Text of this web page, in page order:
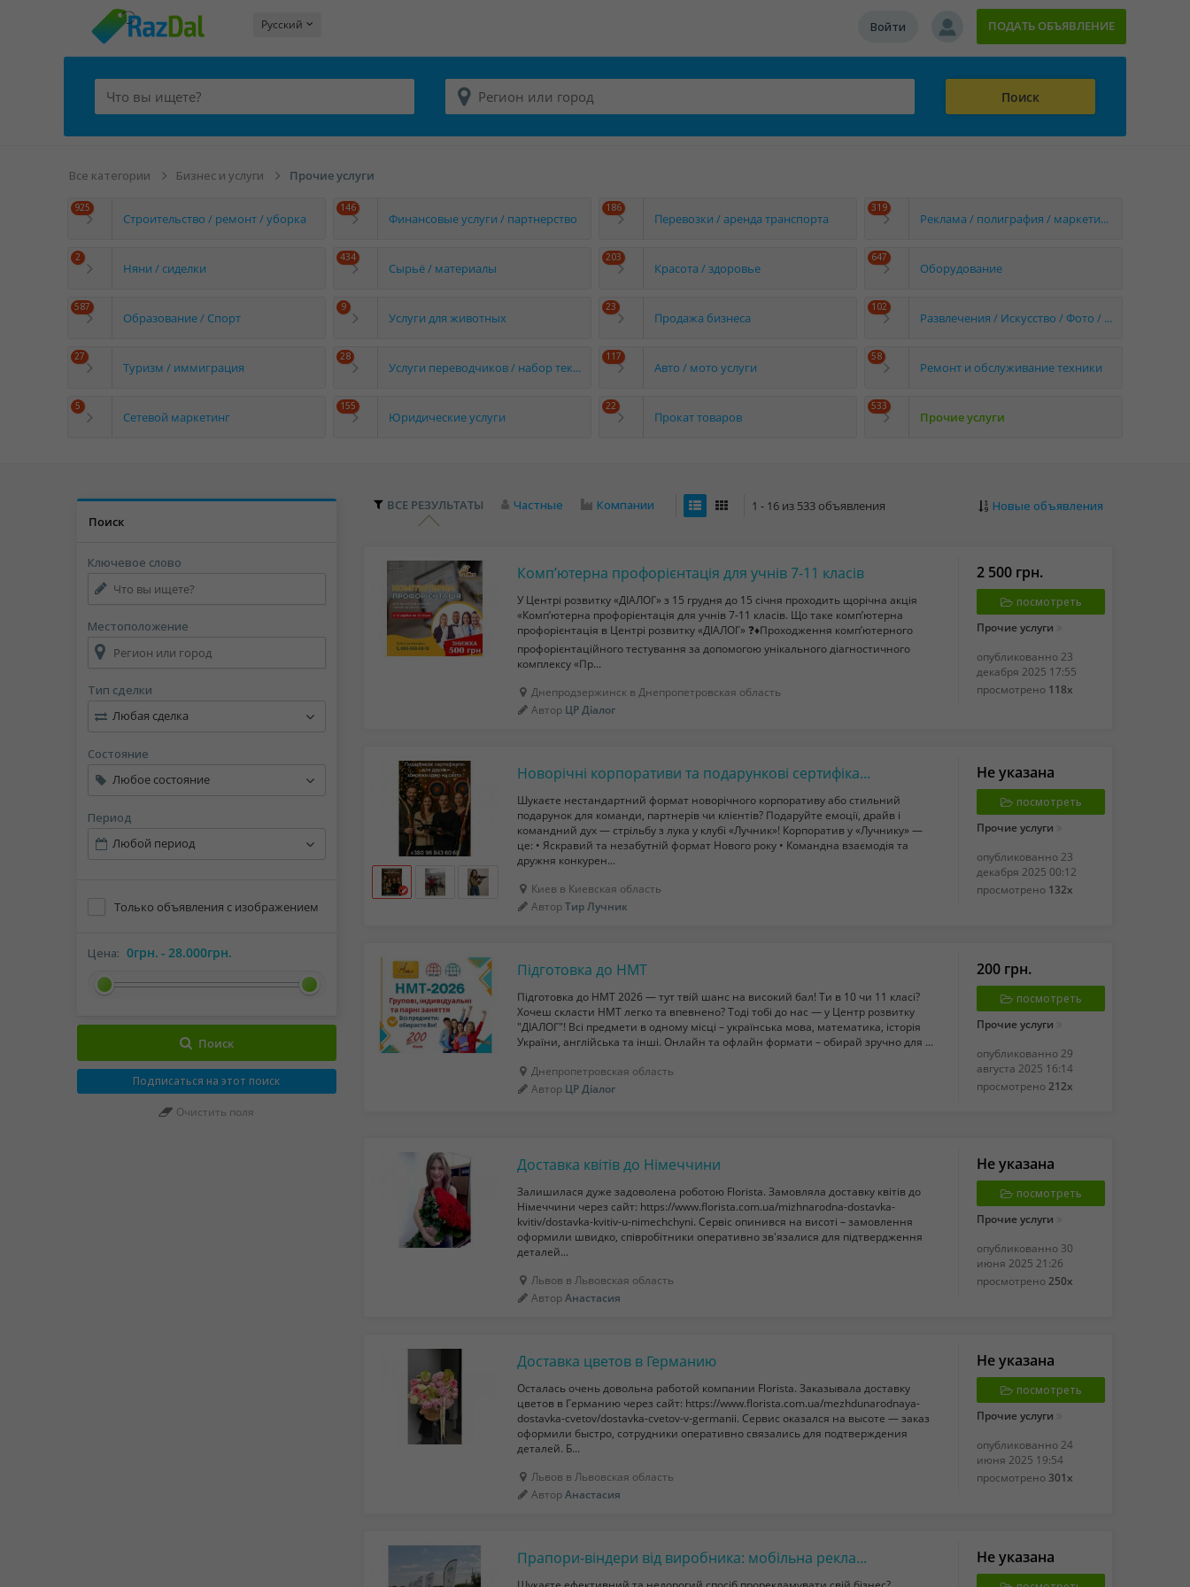
Русский ПОДАТЬ ОБЪЯВЛЕНИЕ
Войти
Поиск
Все категории Бизнес и услуги Прочие услуги
Строительство / ремонт / уборка
925
Финансовые услуги / партнерство
146
Перевозки / аренда транспорта
186
Реклама / полиграфия / маркетинг / интернет
319
Няни / сиделки
2
Сырьё / материалы
434
Красота / здоровье
203
Оборудование
647
Образование / Спорт
587
Услуги для животных
9
Продажа бизнеса
23
Развлечения / Искусство / Фото / Видео
102
Туризм / иммиграция
27
Услуги переводчиков / набор текста
28
Авто / мото услуги
117
Ремонт и обслуживание техники
58
Сетевой маркетинг
5
Юридические услуги
155
Прокат товаров
22
Прочие услуги
533
ВСЕ РЕЗУЛЬТАТЫ Частные Компании 1 - 16 из 533 объявления Новые объявления
Комп’ютерна профорієнтація для учнів 7-11 класів
У Центрі розвитку «ДІАЛОГ» з 15 грудня до 15 січня проходить щорічна акція
«Комп’ютерна профорієнтація для учнів 7-11 класів. Що таке комп’ютерна
профорієнтація в Центрі розвитку «ДІАЛОГ» ❓♦️Проходження комп’ютерного
профорієнтаційного тестування за допомогою унікального діагностичного
комплексу «Пр...
Днепродзержинск в Днепропетровская область
Автор ЦР Діалог
2 500 грн.
посмотреть
Прочие услуги
опубликованно 23
декабря 2025 17:55
просмотрено 118x
Новорічні корпоративи та подарункові сертифікати у клубі «Лучник»
Шукаєте нестандартний формат новорічного корпоративу або стильний
подарунок для команди, партнерів чи клієнтів? Подаруйте емоції, драйв і
командний дух — стрільбу з лука у клубі «Лучник»! Корпоратив у «Лучнику» —
це: • Яскравий та незабутній формат Нового року • Командна взаємодія та
дружня конкурен...
Киев в Киевская область
АвторТир Лучник
Не указана
посмотреть
Прочие услуги
опубликованно 23
декабря 2025 00:12
просмотрено 132x
Підготовка до НМТ
Підготовка до НМТ 2026 — тут твій шанс на високий бал! Ти в 10 чи 11 класі?
Хочеш скласти НМТ легко та впевнено? Тоді тобі до нас — у Центр розвитку
"ДІАЛОГ"! Всі предмети в одному місці – українська мова, математика, історія
України, англійська та інші. Онлайн та офлайн формати – обирай зручно для ...
Днепропетровская область
Автор ЦР Діалог
200 грн.
посмотреть
Прочие услуги
опубликованно 29
августа 2025 16:14
просмотрено212x
Доставка квітів до Німеччини
Залишилася дуже задоволена роботою Florista. Замовляла доставку квітів до
Німеччини через сайт: https://www.florista.com.ua/mizhnarodna-dostavka-
kvitiv/dostavka-kvitiv-u-nimechchyni. Сервіс опинився на висоті – замовлення
оформили швидко, співробітники оперативно зв'язалися для підтвердження
деталей...
Львов в Львовская область
АвторАнастасия
Не указана
посмотреть
Прочие услуги
опубликованно 30
июня 2025 21:26
просмотрено250x
Доставка цветов в Германию
Осталась очень довольна работой компании Florista. Заказывала доставку
цветов в Германию через сайт: https://www.florista.com.ua/mezhdunarodnaya-
dostavka-cvetov/dostavka-cvetov-v-germanii. Сервис оказался на высоте — заказ
оформили быстро, сотрудники оперативно связались для подтверждения
деталей. Б...
Львов в Львовская область
АвторАнастасия
Не указана
посмотреть
Прочие услуги
опубликованно 24
июня 2025 19:54
просмотрено 301x
Прапори-віндери від виробника: мобільна реклама бізнесу Не указана
Поиск
Ключевое слово
Местоположение
Тип сделки
Любая сделка
Состояние
Любое состояние
Период
Любой период
Только объявления с изображением
Цена: 0грн. - 28.000грн.
Поиск
Подписаться на этот поиск
Очистить поля